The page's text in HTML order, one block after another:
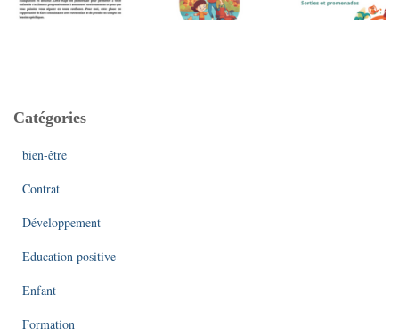
Catégories
bien-être
Contrat
Développement
Education positive
Enfant
Formation